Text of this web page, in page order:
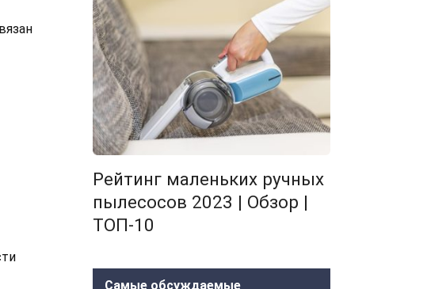
Рейтинг маленьких ручных
пылесосов 2023 | Обзор |
ТОП-10
Самые обсуждаемые